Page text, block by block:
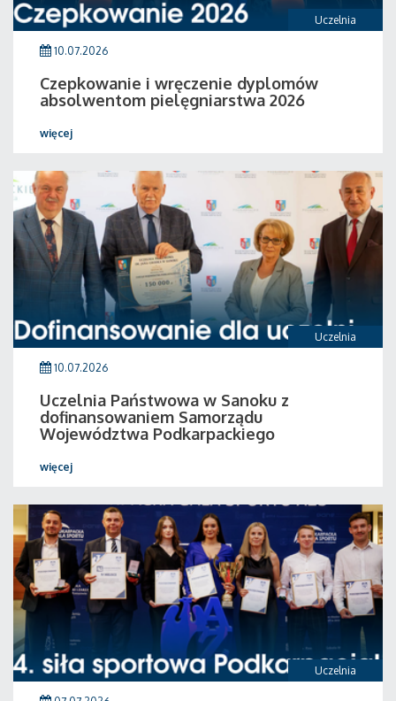
Uczelnia
10.07.2026
Czepkowanie i wręczenie dyplomów
absolwentom pielęgniarstwa 2026
więcej
Uczelnia
10.07.2026
Uczelnia Państwowa w Sanoku z
dofinansowaniem Samorządu
Województwa Podkarpackiego
więcej
Uczelnia